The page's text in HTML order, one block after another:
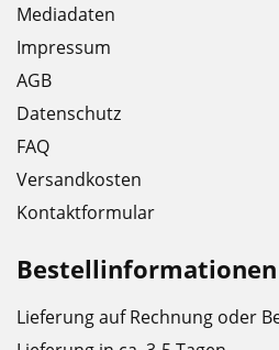
Mediadaten
Impressum
AGB
Datenschutz
FAQ
Versandkosten
Kontaktformular
Bestellinformationen
Lieferung auf Rechnung oder